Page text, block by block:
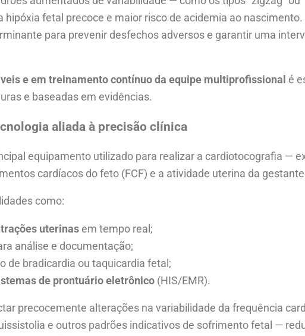
hipóxia fetal precoce e maior risco de acidemia ao nascimento.
para prevenir desfechos adversos e garantir uma
e em treinamento contínuo da equipe multiprofissional é
e baseadas em evidências.
aliada à precisão clínica
equipamento utilizado para realizar a cardiotocografia —
cardíacos do feto (FCF) e a atividade uterina da
como:
uterinas em tempo real;
análise e documentação;
de bradicardia ou taquicardia fetal;
de prontuário eletrônico (HIS/EMR).
precocemente alterações na variabilidade da frequência
e outros padrões indicativos de sofrimento fetal —